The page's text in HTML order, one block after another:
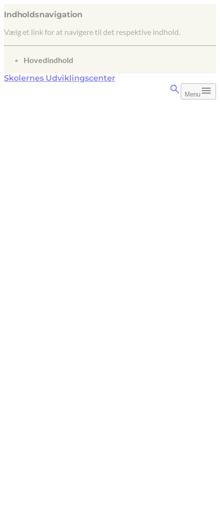
Indholdsnavigation
Vælg et link for at navigere til det respektive indhold.
gå til
Hovedindhold
Skolernes Udviklingscenter
Menu